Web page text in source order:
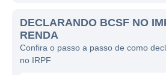
de risco e financiamento,
não apenas recursos
também suporte estratégico
DECLARANDO BCSF NO
RENDA
Confira o passo a passo de como
no IRPF